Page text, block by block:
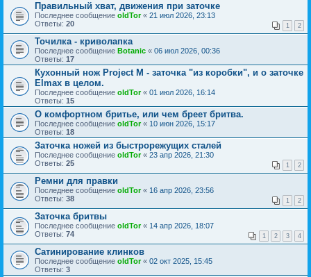
Правильный хват, движения при заточке
Последнее сообщение oldTor« 21 июл 2026, 23:13
Ответы: 20 1 2
Точилка - криволапка
Последнее сообщение Botanic « 06 июл 2026, 00:36
Ответы: 17
Кухонный нож Project M - заточка "из коробки", и о заточке
Elmax в целом.
Последнее сообщение oldTor« 01 июл 2026, 16:14
Ответы: 15
О комфортном бритье, или чем бреет бритва.
Последнее сообщение oldTor« 10 июн 2026, 15:17
Ответы: 18
Заточка ножей из быстрорежущих сталей
Последнее сообщение oldTor« 23 апр 2026, 21:30
Ответы: 25 1 2
Ремни для правки
Последнее сообщение oldTor« 16 апр 2026, 23:56
Ответы: 38 1 2
Заточка бритвы
Последнее сообщение oldTor« 14 апр 2026, 18:07
Ответы: 74 1 2 3 4
Сатинирование клинков
Последнее сообщение oldTor« 02 окт 2025, 15:45
Ответы: 3